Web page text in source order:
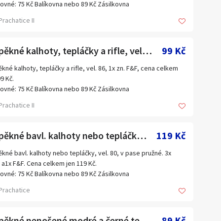
75 Kč Balíkovna nebo 89 Kč Zásilkovna
II
5x pěkné kalhoty, tepláčky a rifle, vel. 86, 1x zn. F&F 99 Kč
kalhoty, tepláčky a rifle, vel. 86, 1x zn. F&F, cena celkem
Kč.
75 Kč Balíkovna nebo 89 Kč Zásilkovna
II
4x pěkné bavl. kalhoty nebo tepláčky, vel. 80, v pase pružné 119 Kč
bavl. kalhoty nebo tepláčky, vel. 80, v pase pružné. 3x
a1x F&F. Cena celkem jen 119 Kč.
75 Kč Balíkovna nebo 89 Kč Zásilkovna